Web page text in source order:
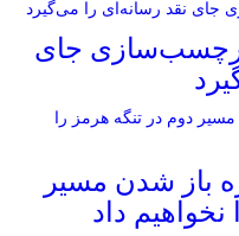
جای
باز شدن مسیر
داد